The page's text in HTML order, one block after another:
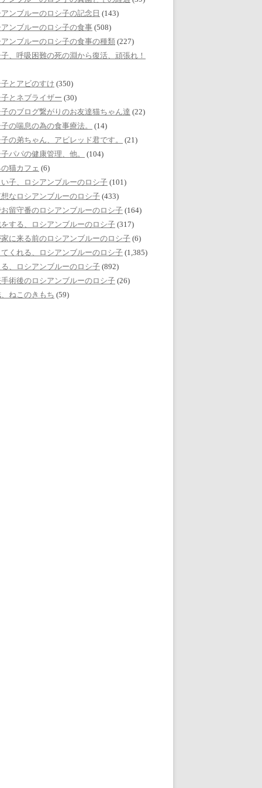
ンブルーのロシ子の記念日 (143)
ンブルーのロシ子の食事 (508)
ンブルーのロシ子の食事の種類 (227)
、呼吸困難の死の淵から復活、頑張れ！
とアビのすけ (350)
とネブライザー (30)
のブログ繋がりのお友達猫ちゃん達 (22)
の喘息の為の食事療法。
(14)
の弟ちゃん、アビレッド君です。
(21)
パパの健康管理、他。
(104)
猫カフェ (6)
子、ロシアンブルーのロシ子 (101)
なロシアンブルーのロシ子 (433)
留守番のロシアンブルーのロシ子 (164)
する、ロシアンブルーのロシ子 (317)
に来る前のロシアンブルーのロシ子 (6)
くれる、ロシアンブルーのロシ子 (1,385)
、ロシアンブルーのロシ子 (892)
術後のロシアンブルーのロシ子 (26)
ねこのきもち (59)